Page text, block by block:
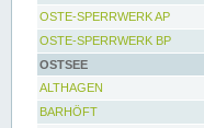
OSTE-SPERRWERK AP
OSTE-SPERRWERK BP
OSTSEE
ALTHAGEN
BARHÖFT